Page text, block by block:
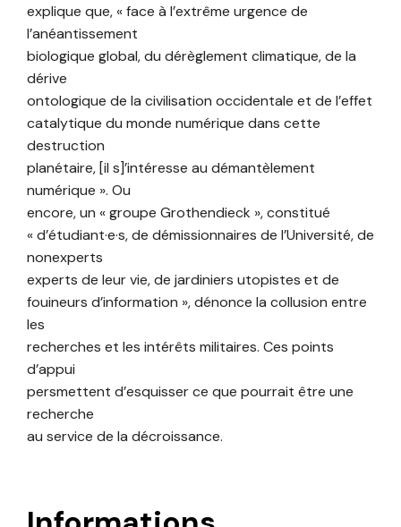
explique que, « face à l’extrême urgence de
l’anéantissement
biologique global, du dérèglement climatique, de la
dérive
ontologique de la civilisation occidentale et de l’effet
catalytique du monde numérique dans cette
destruction
planétaire, [il s]’intéresse au démantèlement
numérique ». Ou
encore, un « groupe Grothendieck », constitué
« d’étudiant·e·s, de démissionnaires de l’Université, de
nonexperts
experts de leur vie, de jardiniers utopistes et de
fouineurs d’information », dénonce la collusion entre
les
recherches et les intérêts militaires. Ces points
d’appui
persmettent d’esquisser ce que pourrait être une
recherche
au service de la décroissance.